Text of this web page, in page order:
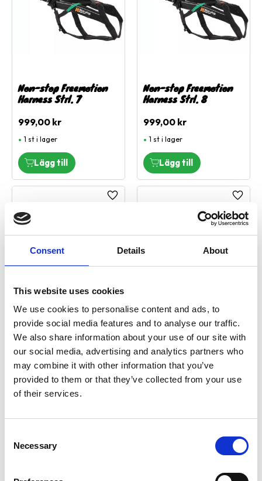
Consent Details About
This website uses cookies
We use cookies to personalise content and ads, to
provide social media features and to analyse our traffic.
We also share information about your use of our site with
our social media, advertising and analytics partners who
may combine it with other information that you’ve
provided to them or that they’ve collected from your use
of their services.
Necessary
Non-stop Freemotion
Harness Strl. 7
999,00 kr
1 st i lager
Non-stop Freemotion
Harness Strl. 8
999,00 kr
1 st i lager
Non-stop Freemotion
Harness Strl. 9
999,00kr
Lägg till i favoriter
1 st i lager
Non-stop Freemotion
Harness strl. 4
999,00kr
Lägg
1 st i lager